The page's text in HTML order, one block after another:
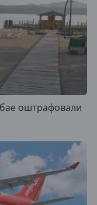
оштрафовали